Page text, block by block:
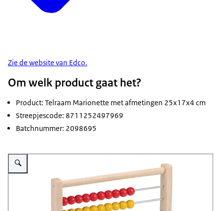
Zie de website van Edco.
Om welk product gaat het?
Product: Telraam Marionette met afmetingen 25x17x4 cm
Streepjescode: 8711252497969
Batchnummer: 2098695
Vergroot afbeelding Houten telraam met gekleurde kralen